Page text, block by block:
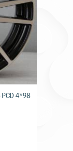
PCD 4*98